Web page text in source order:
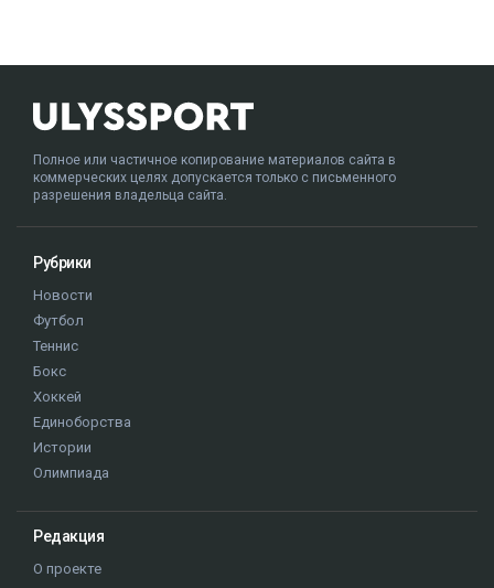
Полное или частичное копирование материалов сайта в
коммерческих целях допускается только с письменного
разрешения владельца сайта.
Рубрики
Новости
Футбол
Теннис
Бокс
Хоккей
Единоборства
Истории
Олимпиада
Редакция
О проекте